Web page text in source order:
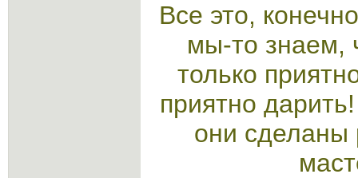
Все это,
мы-то знаем,
только
приятно
они сделаны